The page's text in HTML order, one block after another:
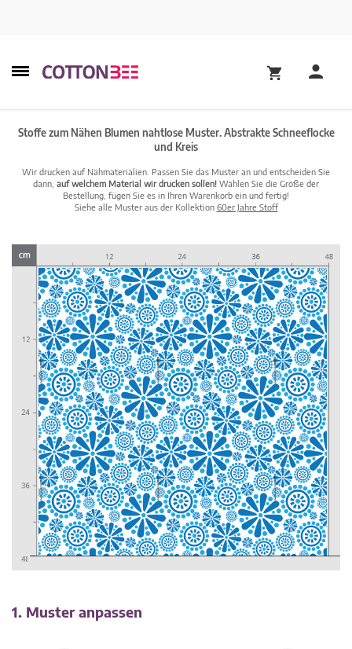
Stoffe zum Nähen Blumen nahtlose Muster. Abstrakte Schneeflocke
und Kreis
Wir drucken auf Nähmaterialien. Passen Sie das Muster an und entscheiden Sie
dann, auf welchem Material wir drucken sollen! Wählen Sie die Größe der
Bestellung, fügen Sie es in Ihren Warenkorb ein und fertig!
Siehe alle Muster aus der Kollektion 60er Jahre Stoff
1. Muster anpassen